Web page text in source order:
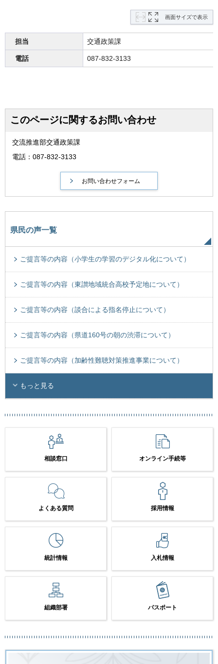
画面サイズで表示
担当 交通政策課
電話 087-832-3133
このページに関するお問い合わせ
交流推進部交通政策課
電話：087-832-3133
県民の声一覧
ご提言等の内容（小学生の学習のデジタル化について）
ご提言等の内容（東讃地域統合高校予定地について）
ご提言等の内容（談合による指名停止について）
ご提言等の内容（県道160号の朝の渋滞について）
ご提言等の内容（加齢性難聴対策推進事業について）
もっと見る
相談窓口 オンライン手続等
よくある質問 採用情報
統計情報 入札情報
組織部署 パスポート